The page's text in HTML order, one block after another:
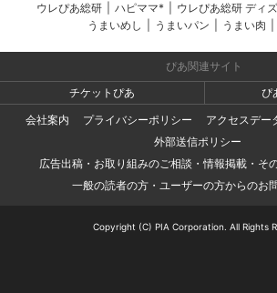
ウレぴあ総研 ハピママ* ウレぴあ総研 ディ
うまいめし
うまいパン うまい肉
ぴあ関連サイト
チケットぴあ
ぴ
会社案内
プライバシーポリシー
アクセスデー
外部送信ポリシー
広告出稿・お取り組みのご相談・情報掲載・そ
一般の読者の方・ユーザーの方からのお
Copyright (C) PIA Corporation. All Rights